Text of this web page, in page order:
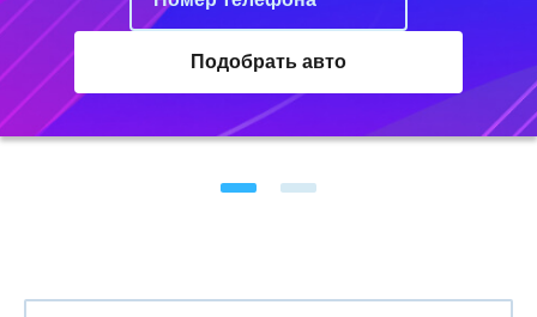
Подобрать авто